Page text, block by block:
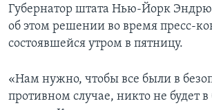
Губернатор штата Нью-Йорк
об этом решении во время пресс-
состоявшейся утром в пятницу.
«Нам нужно, чтобы все были в
противном случае, никто не будет в